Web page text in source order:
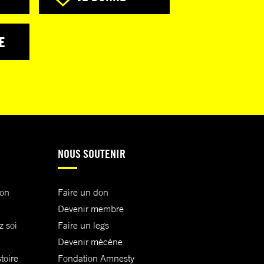
soi
NOUS SOUTENIR
Faire un don
Devenir membre
Faire un legs
Devenir mécène
Fondation Amnesty